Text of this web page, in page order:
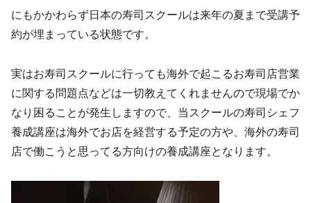
にもかかわらず日本の寿司スクールは来年の夏まで受講予
約が埋まっている状態です。
実はお寿司スクールに行っても海外で起こるお寿司店営業
に関する問題点などは一切教えてくれませんので現場でか
なり困ることが発生しますので、当スクールの寿司シェフ
養成講座は海外でお店を経営する予定の方や、海外の寿司
店で働こうと思ってる方向けの養成講座となります。